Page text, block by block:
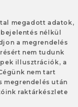
megadott adatok,
nélkül
a megrendelés
nem tudunk
illusztrációk, a
nem tart
megrendelés után
raktárkészlete